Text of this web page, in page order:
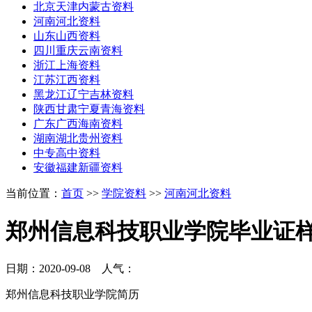
北京天津内蒙古资料
河南河北资料
山东山西资料
四川重庆云南资料
浙江上海资料
江苏江西资料
黑龙江辽宁吉林资料
陕西甘肃宁夏青海资料
广东广西海南资料
湖南湖北贵州资料
中专高中资料
安徽福建新疆资料
当前位置： 首页 >> 学院资料 >> 河南河北资料
郑州信息科技职业学院毕业证
日期：2020-09-08 人气：
郑州信息科技职业学院简历